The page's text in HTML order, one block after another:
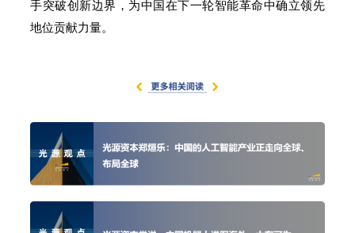
手突破创新边界， 为中国在下一轮智能革命中确立领先
地位贡献力量。